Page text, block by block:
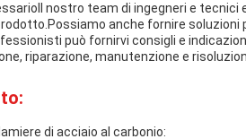
nostro team di ingegneri e
anche fornire
può fornirvi consigli e
riparazione, manutenzione e
di acciaio al carbonio: